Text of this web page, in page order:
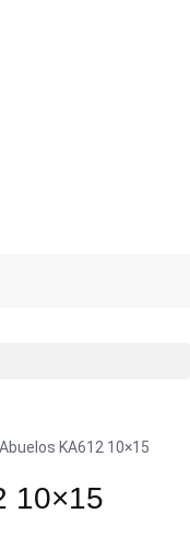
KA612 10×15
10×15